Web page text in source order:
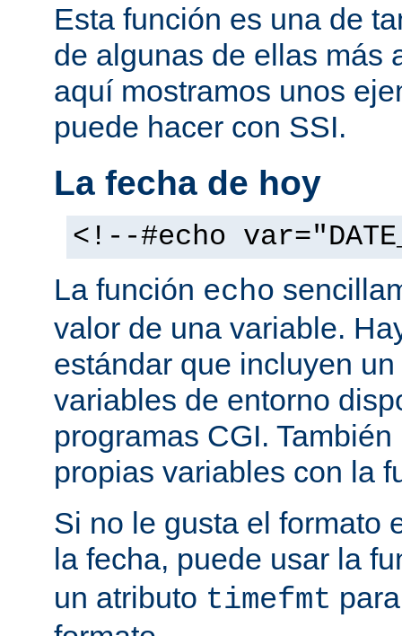
Esta función es una de
de algunas de ellas más
aquí mostramos unos
puede hacer con SSI.
La fecha de hoy
<!--#echo
La función echo
valor de una variable.
estándar que incluyen
variables de entorno
programas CGI.
propias variables con la
Si no le gusta el formato
la fecha, puede usar la
un atributo timefmt